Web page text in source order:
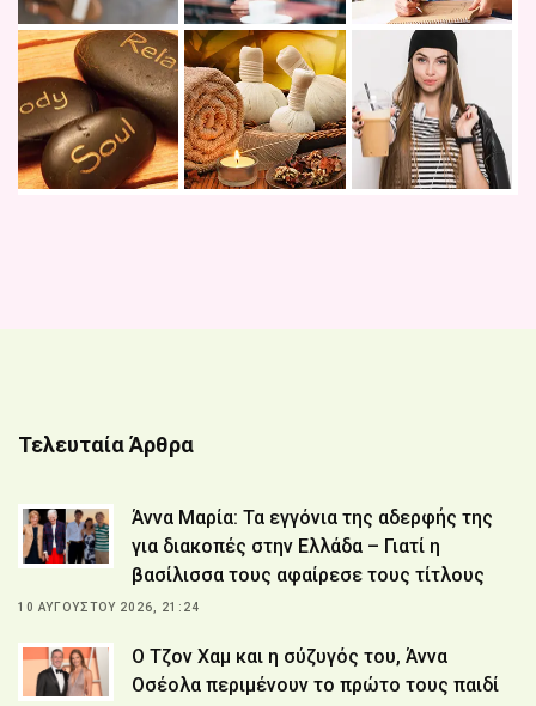
Τελευταία Άρθρα
Άννα Μαρία: Τα εγγόνια της αδερφής της
για διακοπές στην Ελλάδα – Γιατί η
βασίλισσα τους αφαίρεσε τους τίτλους
10 ΑΥΓΟΎΣΤΟΥ 2026, 21:24
Ο Τζον Χαμ και η σύζυγός του, Άννα
Οσέολα περιμένουν το πρώτο τους παιδί